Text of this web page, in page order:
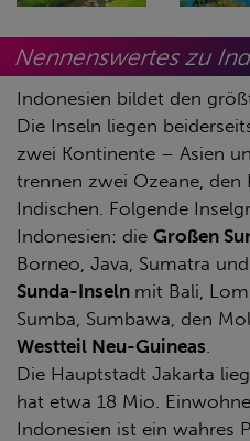
Nennenswertes zu
Indonesien bildet den
Die Inseln liegen
zwei Kontinente – Asien
trennen zwei Ozeane, den
Indischen. Folgende
Indonesien: die Großen
Borneo, Java, Sumatra und
Sunda-Inseln mit Bali,
Sumba, Sumbawa, den
Westteil Neu-Guineas
Die Hauptstadt Jakarta
hat etwa 18 Mio.
Indonesien ist ein wahres